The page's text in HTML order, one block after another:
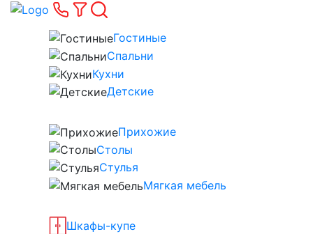
Гостиные
Спальни
Кухни
Детские
Прихожие
Столы
Стулья
Мягкая мебель
Шкафы-купе